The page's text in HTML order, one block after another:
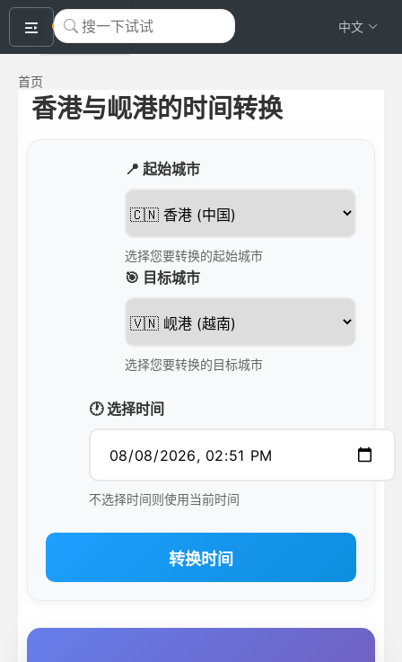
okeyTool 中文
首页
香港与岘港的时间转换
📍 起始城市
选择您要转换的起始城市
🎯 目标城市
选择您要转换的目标城市
🕐 选择时间
不选择时间则使用当前时间
转换时间